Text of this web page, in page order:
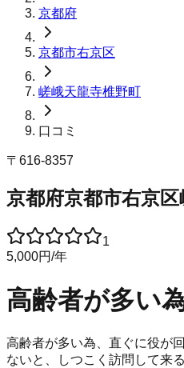
京都府
京都市右京区
嵯峨天龍寺椎野町
口コミ
〒 616-8357
京都府京都市右京
1
5,000円/年
高齢者が多い
高齢者が多い為、直ぐに役が
ないと、しつこく訪問して来